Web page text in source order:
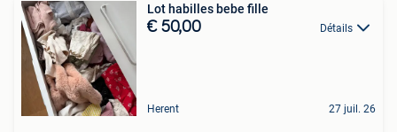
Lot habilles bebe fille
€ 50,00 Détails
Herent 27 juil. 26